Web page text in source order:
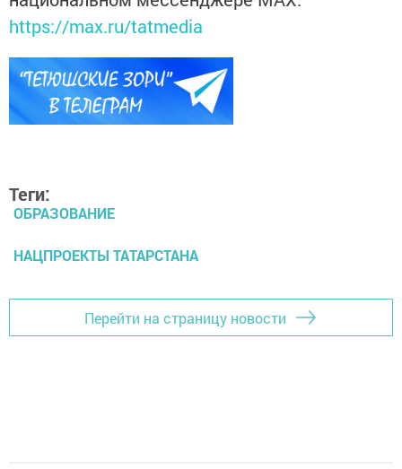
https://max.ru/tatmedia
Теги:
ОБРАЗОВАНИЕ
НАЦПРОЕКТЫ ТАТАРСТАНА
Перейти на страницу новости